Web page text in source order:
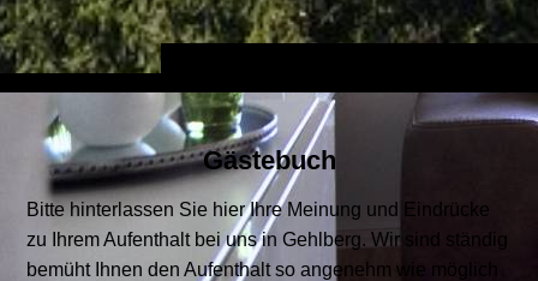
Gästebuch
Bitte hinterlassen Sie hier Ihre Meinung und Eindrücke
zu Ihrem Aufenthalt bei uns in Gehlberg. Wir sind ständig
bemüht Ihnen den Aufenthalt so angenehm wie möglich